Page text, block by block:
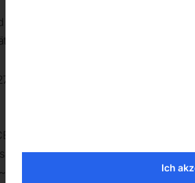
bei Wanddicken über 15 mm
oder WIG-Abspulgerät,
(= +)
Ich